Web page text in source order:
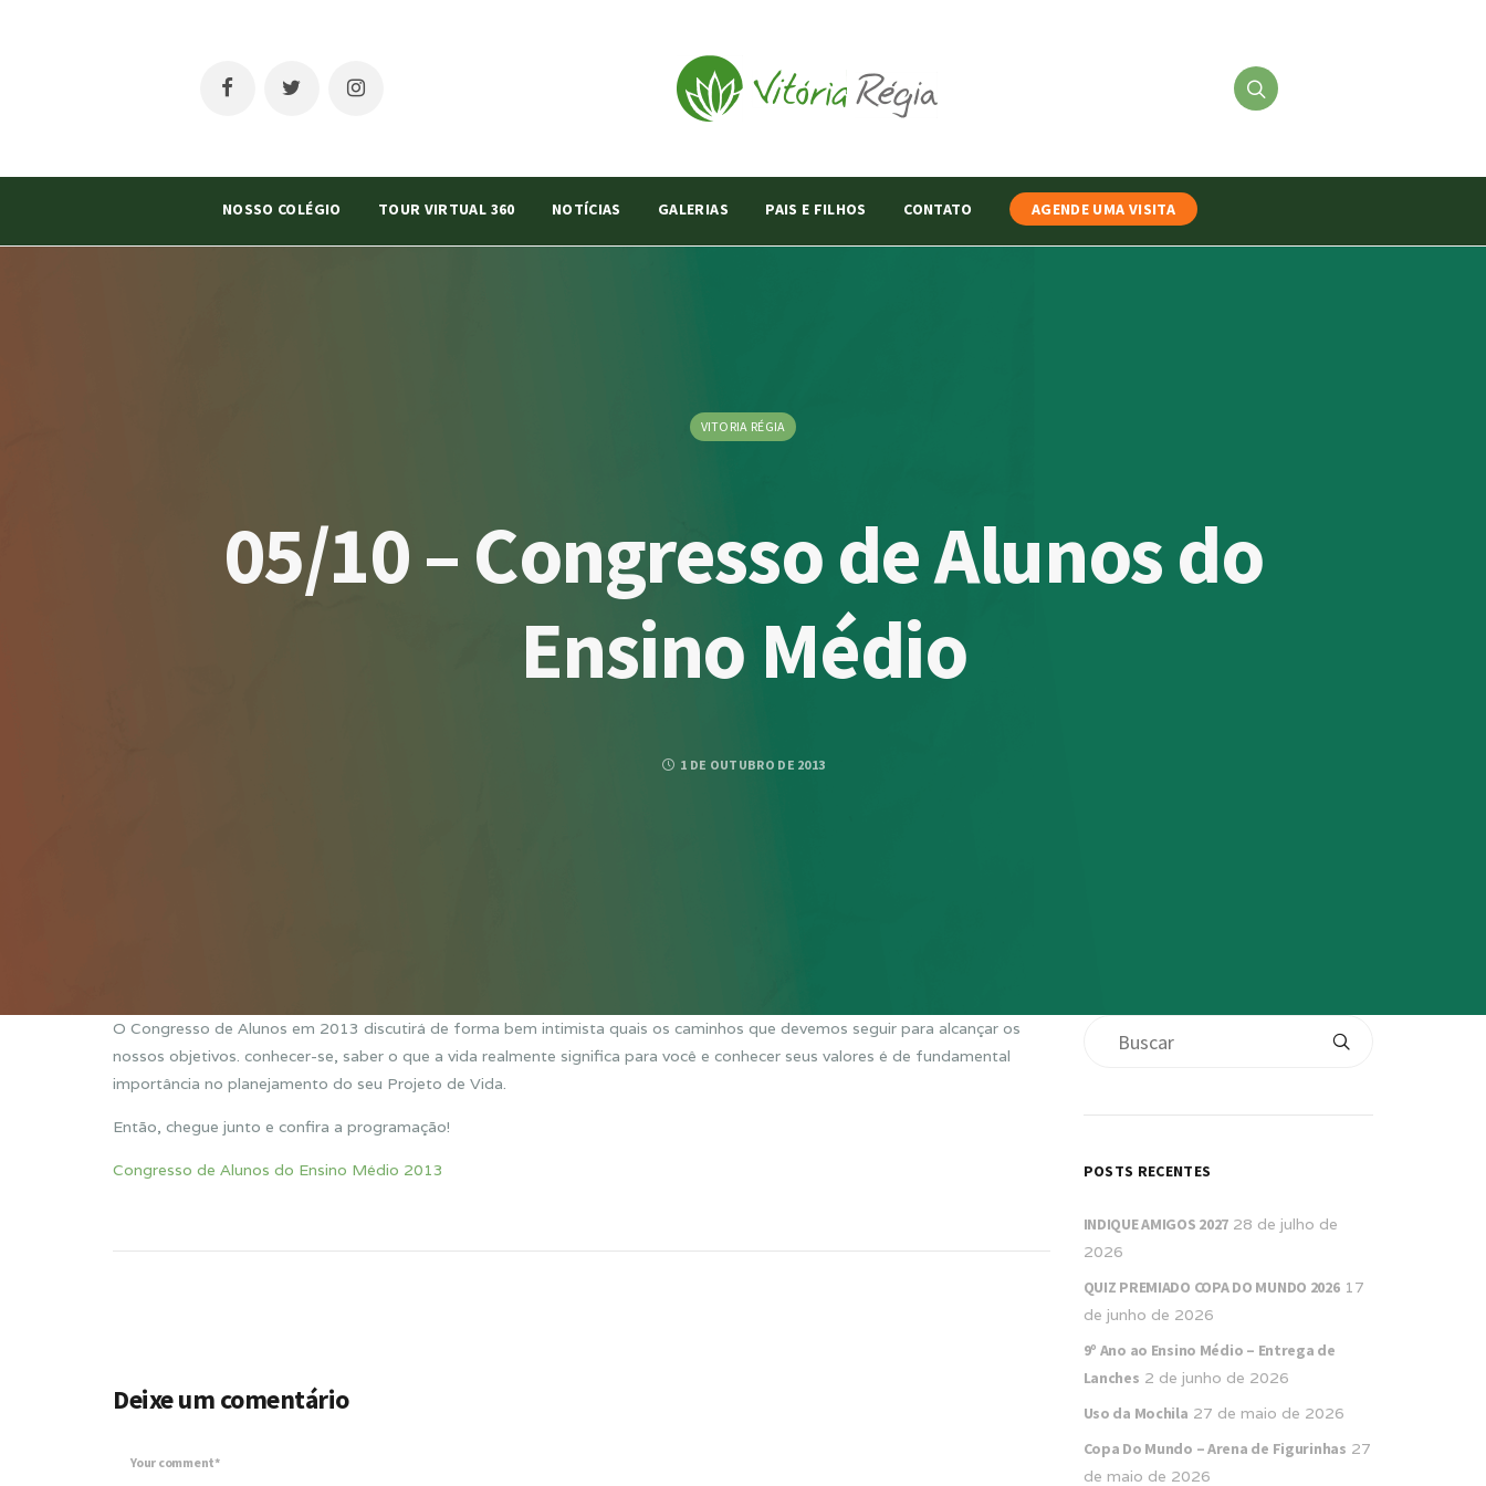
NOSSO COLÉGIO TOUR VIRTUAL 360 NOTÍCIAS GALERIAS PAIS E FILHOS CONTATO AGENDE UMA VISITA
VITORIA RÉGIA
05/10 – Congresso de Alunos do
Ensino Médio
1 DE OUTUBRO DE 2013
O Congresso de Alunos em 2013 discutirá de forma bem intimista quais os caminhos que devemos seguir para alcançar os
nossos objetivos. conhecer-se, saber o que a vida realmente significa para você e conhecer seus valores é de fundamental
importância no planejamento do seu Projeto de Vida.
Então, chegue junto e confira a programação!
Congresso de Alunos do Ensino Médio 2013
Deixe um comentário
Your comment*
POSTS RECENTES
INDIQUE AMIGOS 2027 28 de julho de
2026
QUIZ PREMIADO COPA DO MUNDO 2026 17
de junho de 2026
9º Ano ao Ensino Médio – Entrega de
Lanches 2 de junho de 2026
Uso da Mochila 27 de maio de 2026
Copa Do Mundo – Arena de Figurinhas 27
de maio de 2026